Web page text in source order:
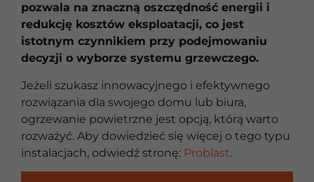
pozwala na znaczną oszczędność energii i
redukcję kosztów eksploatacji, co jest
istotnym czynnikiem przy podejmowaniu
decyzji o wyborze systemu grzewczego.
Jeżeli szukasz innowacyjnego i efektywnego
rozwiązania dla swojego domu lub biura,
ogrzewanie powietrzne jest opcją, którą warto
rozważyć. Aby dowiedzieć się więcej o tego typu
instalacjach, odwiedź stronę: Problast.